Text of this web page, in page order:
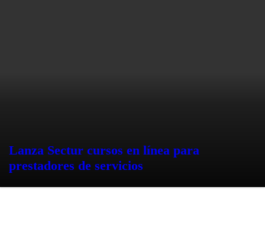
Lanza Sectur cursos en línea para
prestadores de servicios